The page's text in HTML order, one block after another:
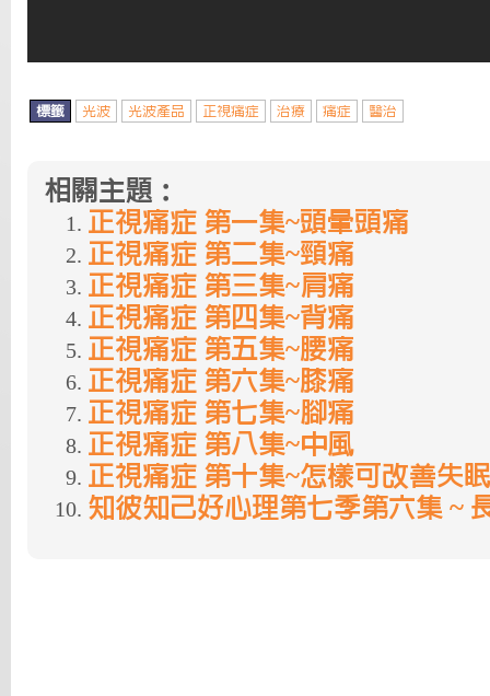
標籤 光波 光波產品 正視痛症 治療 痛症 醫治
相關主題：
正視痛症 第一集~頭暈頭痛
正視痛症 第二集~頸痛
正視痛症 第三集~肩痛
正視痛症 第四集~背痛
正視痛症 第五集~腰痛
正視痛症 第六集~膝痛
正視痛症 第七集~腳痛
正視痛症 第八集~中風
正視痛症 第十集~怎樣可改善失
知彼知己好心理第七季第六集 ~